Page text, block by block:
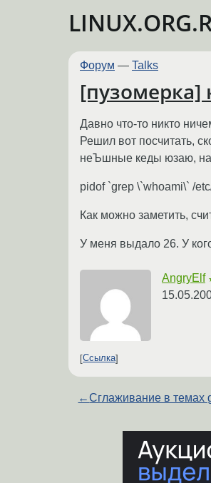
Форум — Talks
[пузомерка]
Давно что-то никто
Решил вот посчитать,
неЪшные кеды юзаю,
pidof `grep \`whoami\` /
Как можно заметить,
У меня выдало 26. У
AngryElf
Ссылка
←Сглаживание в темах